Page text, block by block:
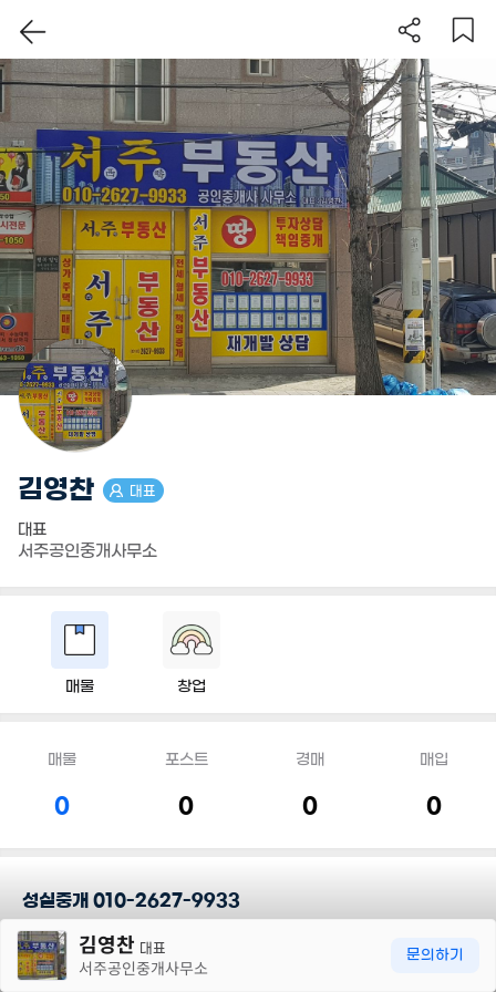
김영찬 대표
대표
서주공인중개사무소
매물 창업
매물
0
포스트
0
경매
0
매입
0
성실중개 010-2627-9933
담당지역김영찬 대표
서주공인중개사무소
문의하기
이 지역 보기